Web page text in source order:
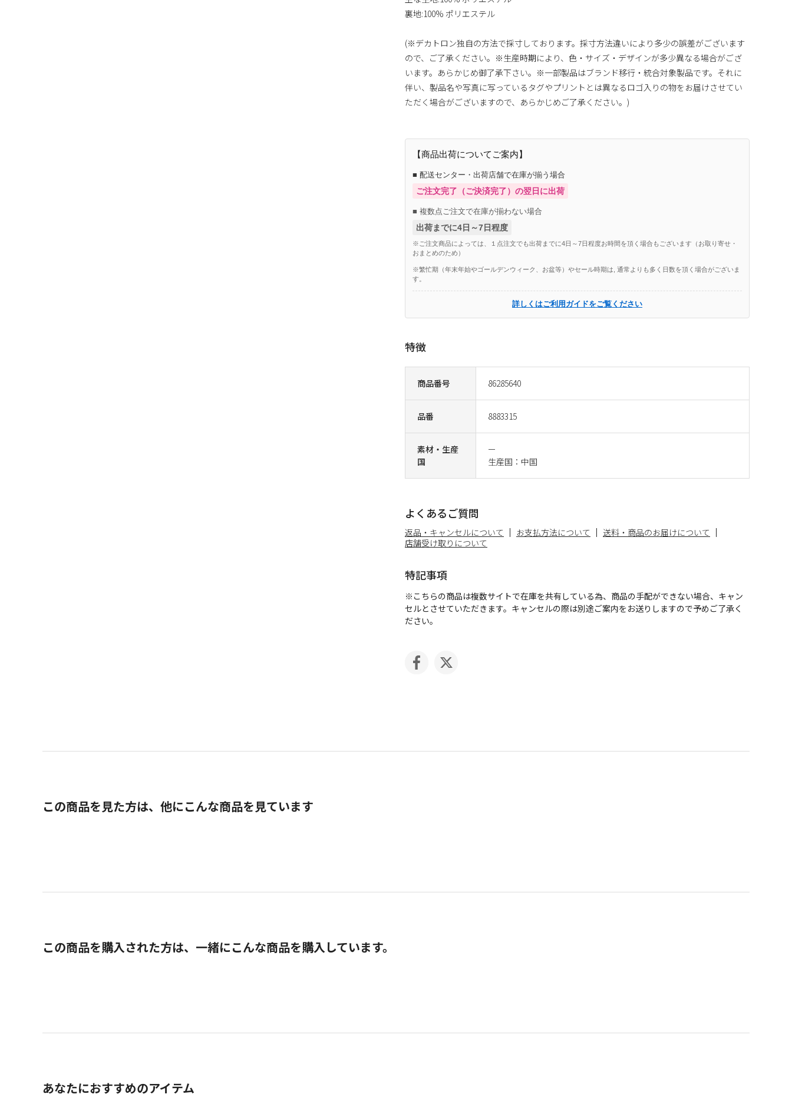
商品番号 86285640
品番 8883315
素材・生産
国
ー
生産国：中国
裏地:100% ポリエステル
(※デカトロン独自の方法で採寸しております。採寸方法違いにより多少の誤差がございます
ので、ご了承ください。※生産時期により、色・サイズ・デザインが多少異なる場合がござ
います。あらかじめ御了承下さい。※一部製品はブランド移行・統合対象製品です。それに
伴い、製品名や写真に写っているタグやプリントとは異なるロゴ入りの物をお届けさせてい
ただく場合がございますので、あらかじめご了承ください。)
【商品出荷についてご案内】
■ 配送センター・出荷店舗で在庫が揃う場合
ご注文完了（ご決済完了）の翌日に出荷
■ 複数点ご注文で在庫が揃わない場合
出荷までに4日～7日程度
※ご注文商品によっては、１点注文でも出荷までに4日～7日程度お時間を頂く場合もございます（お取り寄せ・
おまとめのため）
※繁忙期（年末年始やゴールデンウィーク、お盆等）やセール時期は, 通常よりも多く日数を頂く場合がございま
す。
詳しくはご利用ガイドをご覧ください
特徴
よくあるご質問
返品・キャンセルについて お支払方法について
送料・商品のお届けについて
店舗受け取りについて
特記事項
※こちらの商品は複数サイトで在庫を共有している為、商品の手配ができない場合、キャン
セルとさせていただきます。キャンセルの際は別途ご案内をお送りしますので予めご了承く
ださい。
この商品を見た方は、他にこんな商品を見ています
この商品を購入された方は、一緒にこんな商品を購入しています。
あなたにおすすめのアイテム